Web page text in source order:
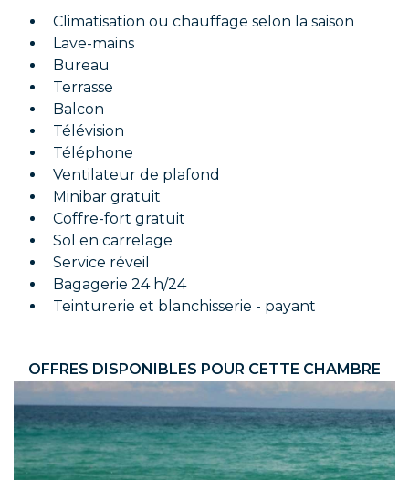
Climatisation ou chauffage selon la saison
Lave-mains
Bureau
Terrasse
Balcon
Télévision
Téléphone
Ventilateur de plafond
Minibar gratuit
Coffre-fort gratuit
Sol en carrelage
Service réveil
Bagagerie 24 h/24
Teinturerie et blanchisserie - payant
OFFRES DISPONIBLES POUR CETTE CHAMBRE